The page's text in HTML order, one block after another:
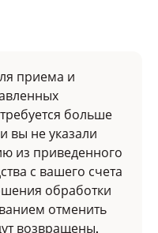
приема и
больше
вы не указали
из приведенного
с вашего счета
обработки
отменить
возвращены.